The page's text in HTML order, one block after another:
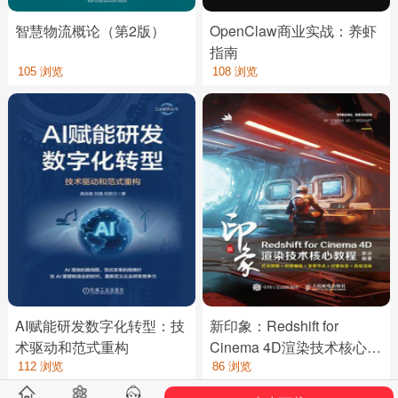
智慧物流概论（第2版）
105 浏览
OpenClaw商业实战：养虾
指南
108 浏览
AI赋能研发数字化转型：技
术驱动和范式重构
112 浏览
新印象：Redshift for
Cinema 4D渲染技术核心教
程
86 浏览